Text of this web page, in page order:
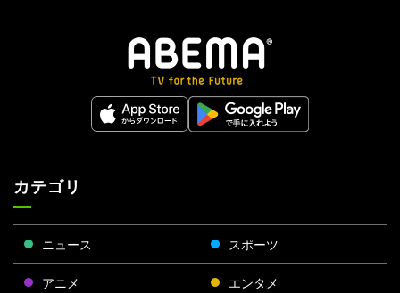
カテゴリ
ニュース スポーツ
アニメ エンタメ